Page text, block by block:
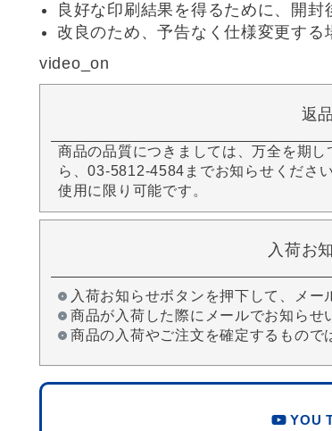
良好な印刷結果を得るために、開封
改良のため、予告なく仕様変更する
video_on
返
商品の品質につきましては、万全を期
ら、03-5812-4584までお知らせくださ
使用に限り可能です。
入荷お
入荷お知らせボタンを押下して、メー
商品が入荷した際にメールでお知らせ
商品の入荷やご注文を確定するもので
YOU